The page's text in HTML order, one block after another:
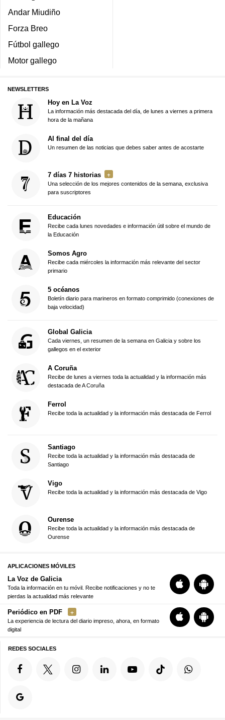
Andar Miudiño
Forza Breo
Fútbol gallego
Motor gallego
NEWSLETTERS
Hoy en La Voz
La información más destacada del día, de lunes a viernes a primera
hora de la mañana
Al final del día
Un resumen de las noticias que debes saber antes de acostarte
7 días 7 historias
Una selección de los mejores contenidos de la semana, exclusiva
para suscriptores
Educación
Recibe cada lunes novedades e información útil sobre el mundo de
la Educación
Somos Agro
Recibe cada miércoles la información más relevante del sector
primario
5 océanos
Boletín diario para marineros en formato comprimido (conexiones de
baja velocidad)
Global Galicia
Cada viernes, un resumen de la semana en Galicia y sobre los
gallegos en el exterior
A Coruña
Recibe de lunes a viernes toda la actualidad y la información más
destacada de A Coruña
Ferrol
Recibe toda la actualidad y la información más destacada de Ferrol
Santiago
Recibe toda la actualidad y la información más destacada de
Santiago
Vigo
Recibe toda la actualidad y la información más destacada de Vigo
Ourense
Recibe toda la actualidad y la información más destacada de
Ourense
APLICACIONES MÓVILES
La Voz de Galicia
Toda la información en tu móvil. Recibe notificaciones y no te
pierdas la actualidad más relevante
Periódico en PDF
La experiencia de lectura del diario impreso, ahora, en formato
digital
REDES SOCIALES